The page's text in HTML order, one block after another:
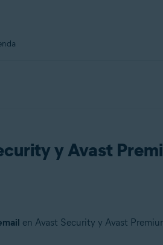
y Avast
en Avast Security y Avast